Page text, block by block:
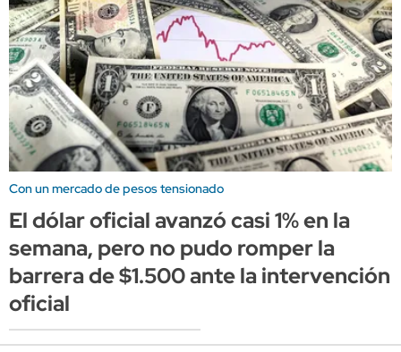
Con un mercado de pesos tensionado
El dólar oficial avanzó casi 1% en la
semana, pero no pudo romper la
barrera de $1.500 ante la intervención
oficial